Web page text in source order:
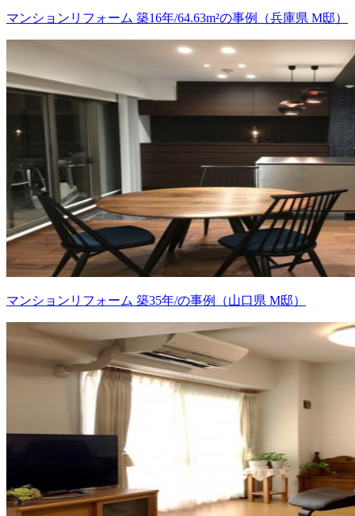
マンションリフォーム 築16年/64.63m²の事例（兵庫県 M邸）
マンションリフォーム 築35年/の事例（山口県 M邸）